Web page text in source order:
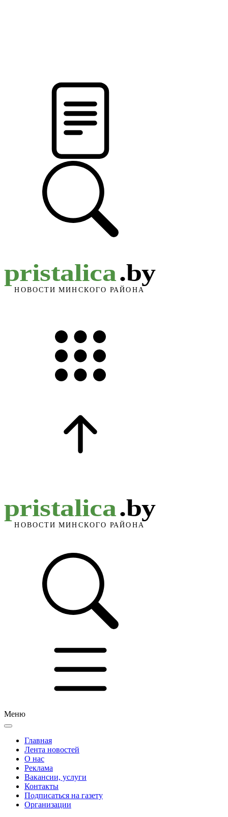
Меню
Главная
Лента новостей
О нас
Реклама
Вакансии, услуги
Контакты
Подписаться на газету
Организации